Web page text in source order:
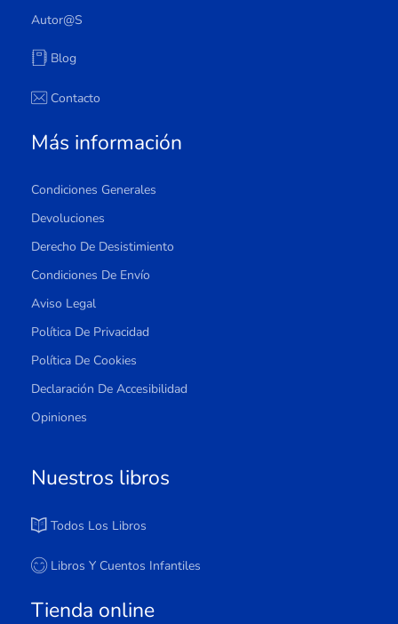
Autor@s
Blog
Contacto
Más información
Condiciones Generales
Devoluciones
Derecho De Desistimiento
Condiciones De Envío
Aviso Legal
Política De Privacidad
Política De Cookies
Declaración De Accesibilidad
Opiniones
Nuestros libros
Todos Los Libros
Libros Y Cuentos Infantiles
Tienda online